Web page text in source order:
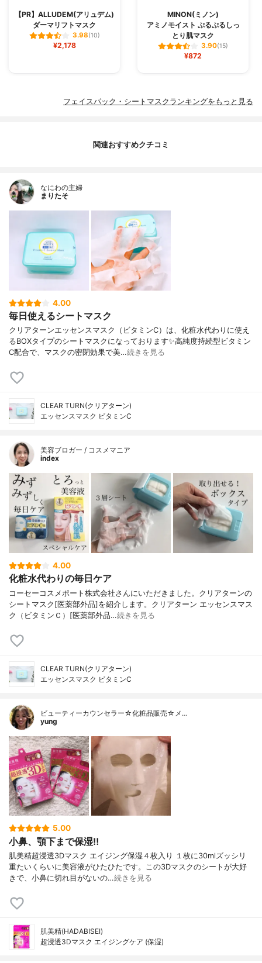
【PR】ALLUDEM(アリュデム)
ダーマリフトマスク
3.98(10)
¥2,178
MINON(ミノン)
アミノモイスト ぷるぷるしっ
とり肌マスク
3.90(15)
¥872
フェイスパック・シートマスクランキングをもっと見る
関連おすすめクチコミ
なにわの主婦
まりたそ
4.00
毎日使えるシートマスク
クリアターンエッセンスマスク（ビタミンC）は、化粧水代わりに使え
るBOXタイプのシートマスクになっております✨高純度持続型ビタミン
C配合で、マスクの密閉効果で美…続きを見る
CLEAR TURN(クリアターン)
エッセンスマスク ビタミンC
美容ブロガー / コスメマニア
index
4.00
化粧水代わりの毎日ケア
コーセーコスメポート株式会社さんにいただきました。クリアターンの
シートマスク[医薬部外品]を紹介します。クリアターン エッセンスマス
ク（ビタミンＣ）[医薬部外品…続きを見る
CLEAR TURN(クリアターン)
エッセンスマスク ビタミンC
ビューティーカウンセラー☆化粧品販売☆メ…
yung
5.00
小鼻、顎下まで保湿‼︎
肌美精超浸透3Dマスク エイジング保湿４枚入り １枚に30mlズッシリ
重たいくらいに美容液がひたひたです。この3Dマスクのシートが大好
きで、小鼻に切れ目がないの…続きを見る
肌美精(HADABISEI)
超浸透3Dマスク エイジングケア (保湿)